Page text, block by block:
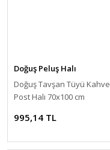
Doğuş Peluş Halı
Doğuş Tavşan Tüyü Kahve
Post Halı 70x100 cm
995,14 TL